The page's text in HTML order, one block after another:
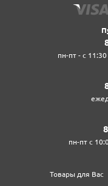
пн-пт - с
пн-пт с
Товары для Вас